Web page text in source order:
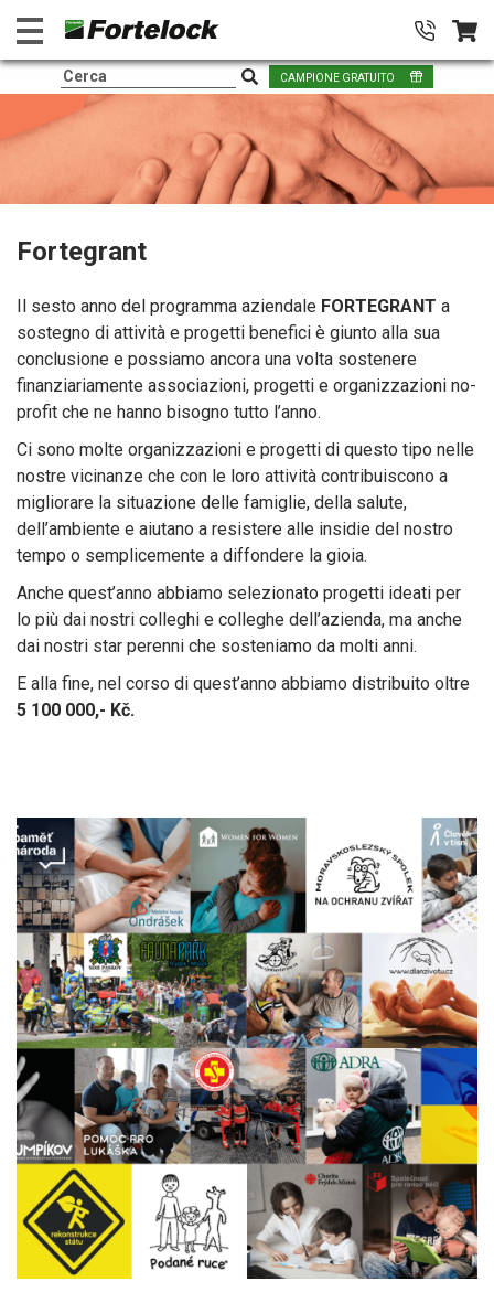
CAMPIONE GRATUITO
Fortegrant
Il sesto anno del programma aziendale FORTEGRANT a
sostegno di attività e progetti benefici è giunto alla sua
conclusione e possiamo ancora una volta sostenere
finanziariamente associazioni, progetti e organizzazioni no-
profit che ne hanno bisogno tutto l’anno.
Ci sono molte organizzazioni e progetti di questo tipo nelle
nostre vicinanze che con le loro attività contribuiscono a
migliorare la situazione delle famiglie, della salute,
dell’ambiente e aiutano a resistere alle insidie del nostro
tempo o semplicemente a diffondere la gioia.
Anche quest’anno abbiamo selezionato progetti ideati per
lo più dai nostri colleghi e colleghe dell’azienda, ma anche
dai nostri star perenni che sosteniamo da molti anni.
E alla fine, nel corso di quest’anno abbiamo distribuito oltre
5 100 000,- Kč.